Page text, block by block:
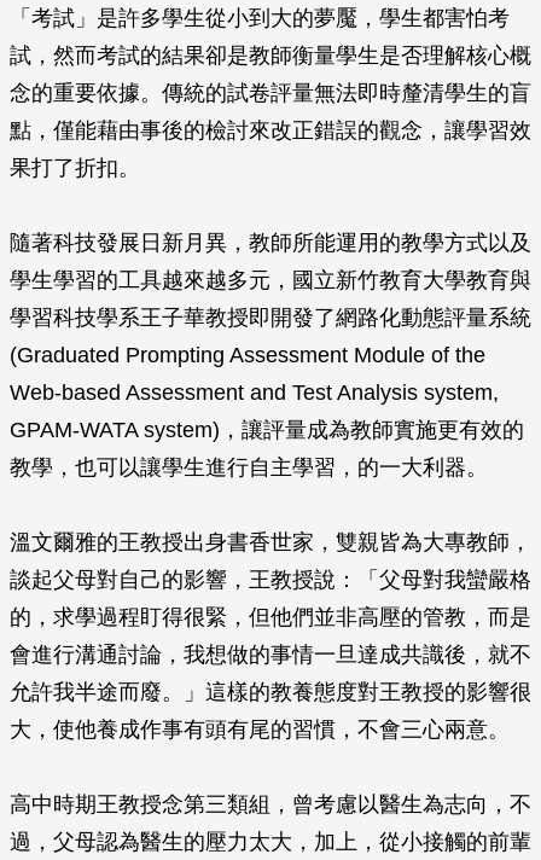
「考試」是許多學生從小到大的夢魘，學生都害怕考
試，然而考試的結果卻是教師衡量學生是否理解核心概
念的重要依據。傳統的試卷評量無法即時釐清學生的盲
點，僅能藉由事後的檢討來改正錯誤的觀念，讓學習效
果打了折扣。
隨著科技發展日新月異，教師所能運用的教學方式以及
學生學習的工具越來越多元，國立新竹教育大學教育與
學習科技學系王子華教授即開發了網路化動態評量系統
(Graduated Prompting Assessment Module of the
Web-based Assessment and Test Analysis system,
GPAM-WATA system)，讓評量成為教師實施更有效的
教學，也可以讓學生進行自主學習，的一大利器。
溫文爾雅的王教授出身書香世家，雙親皆為大專教師，
談起父母對自己的影響，王教授說：「父母對我蠻嚴格
的，求學過程盯得很緊，但他們並非高壓的管教，而是
會進行溝通討論，我想做的事情一旦達成共識後，就不
允許我半途而廢。」這樣的教養態度對王教授的影響很
大，使他養成作事有頭有尾的習慣，不會三心兩意。
高中時期王教授念第三類組，曾考慮以醫生為志向，不
過，父母認為醫生的壓力太大，加上，從小接觸的前輩